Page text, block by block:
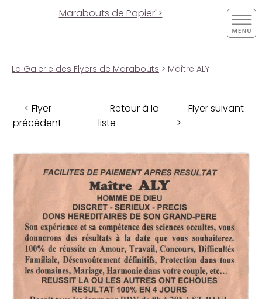
Marabouts de Papier">
La Galerie des Flyers de Marabouts > Maître ALY
< Flyer
précédent
Retour à la
liste
Flyer suivant
>